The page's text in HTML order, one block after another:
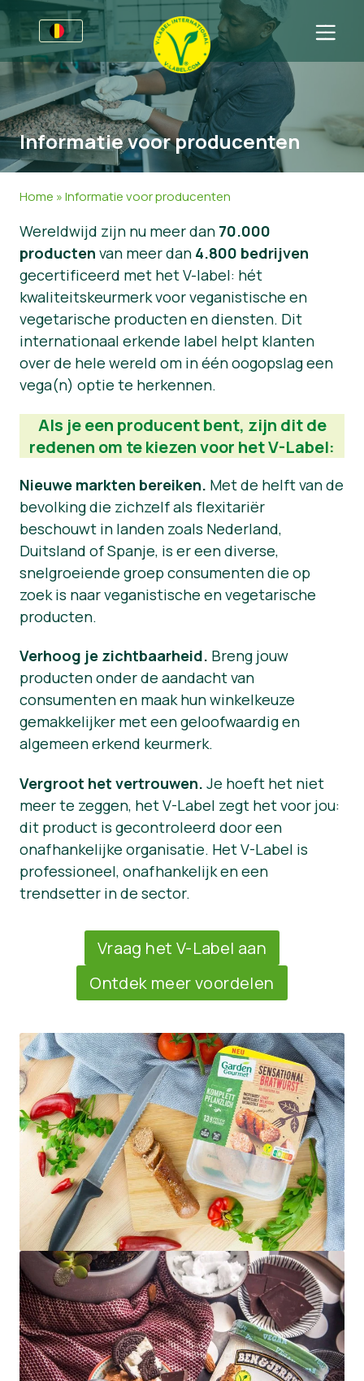
Voor bedrijven
Informatie voor producenten
V-Label Style Guide
Voordelen
Criteria van het V-Label
Resources
Vraag het V-Label aan
Sectoren
Algemene Informatie
Gastronomie
FAQ
Gecertificeerde Producten
Neem contact op.
Vraag het V-Label aan
Onterecht gebruik melden
Klantomgeving
Nieuws
Persmateriaal
Informatie voor producenten
Home »Informatie voor producenten
Wereldwijd zijn nu meer dan 70.000
producten van meer dan 4.800 bedrijven
gecertificeerd met het V-label: hét
kwaliteitskeurmerk voor veganistische en
vegetarische producten en diensten. Dit
internationaal erkende label helpt klanten
over de hele wereld om in één oogopslag een
vega(n) optie te herkennen.
Als je een producent bent, zijn dit de
redenen om te kiezen voor het V-Label:
Nieuwe markten bereiken. Met de helft van de
bevolking die zichzelf als flexitariër
beschouwt in landen zoals Nederland,
Duitsland of Spanje, is er een diverse,
snelgroeiende groep consumenten die op
zoek is naar veganistische en vegetarische
producten.
Verhoog je zichtbaarheid. Breng jouw
producten onder de aandacht van
consumenten en maak hun winkelkeuze
gemakkelijker met een geloofwaardig en
algemeen erkend keurmerk.
Vergroot het vertrouwen. Je hoeft het niet
meer te zeggen, het V-Label zegt het voor jou:
dit product is gecontroleerd door een
onafhankelijke organisatie. Het V-Label is
professioneel, onafhankelijk en een
trendsetter in de sector.
Vraag het V-Label aan
Ontdek meer voordelen